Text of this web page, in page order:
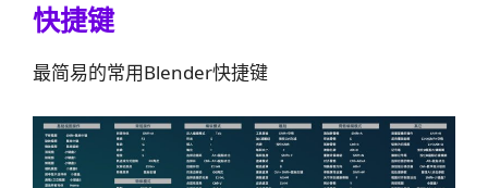
快捷键
最简易的常用Blender快捷键